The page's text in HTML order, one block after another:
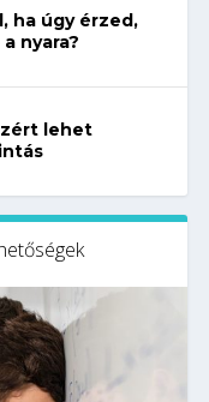
ha úgy érzed,
nyara?
lehet